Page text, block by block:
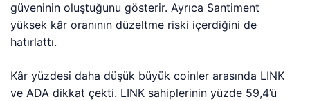
güveninin oluştuğunu gösterir. Ayrıca Santiment
yüksek kâr oranının düzeltme riski içerdiğini de
hatırlattı.
Kâr yüzdesi daha düşük büyük coinler arasında LINK
ve ADA dikkat çekti. LINK sahiplerinin yüzde 59,4’ü